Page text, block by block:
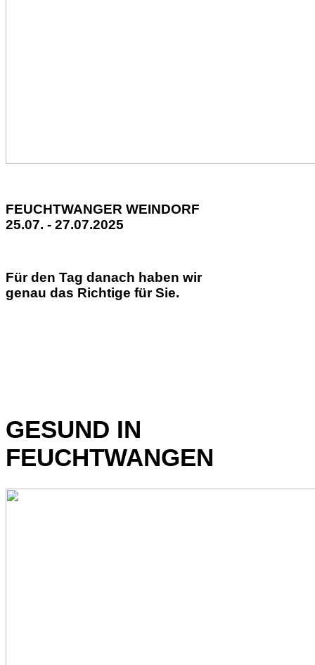
FEUCHTWANGER WEINDORF
25.07. - 27.07.2025
Für den Tag danach haben wir
genau das Richtige für Sie.
GESUND IN
FEUCHTWANGEN